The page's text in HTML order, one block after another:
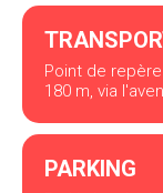
Point de
180 m, via
PARKING